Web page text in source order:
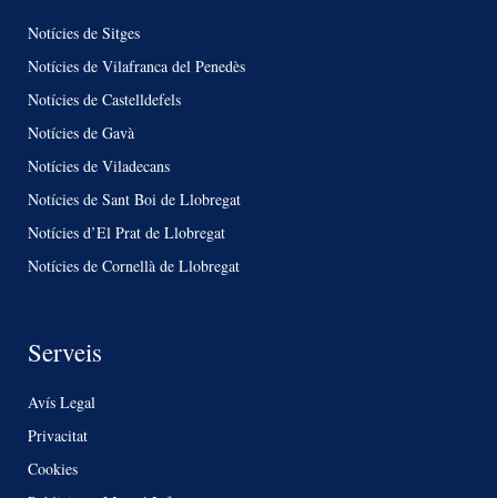
Notícies de Sitges
Notícies de Vilafranca del Penedès
Notícies de Castelldefels
Notícies de Gavà
Notícies de Viladecans
Notícies de Sant Boi de Llobregat
Notícies d’El Prat de Llobregat
Notícies de Cornellà de Llobregat
Serveis
Avís Legal
Privacitat
Cookies